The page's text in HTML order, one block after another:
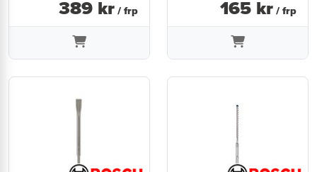
389 kr / frp 165 kr / frp